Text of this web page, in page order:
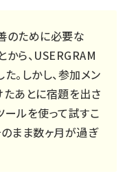
のために必要な
ら、USERGRAM
。しかし、参加メン
たあとに宿題を出さ
ールを使って試すこ
まま数ヶ月が過ぎ